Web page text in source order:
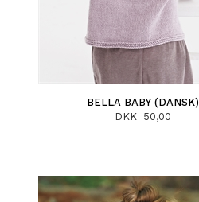
BELLA BABY (DANSK)
DKK 50,00